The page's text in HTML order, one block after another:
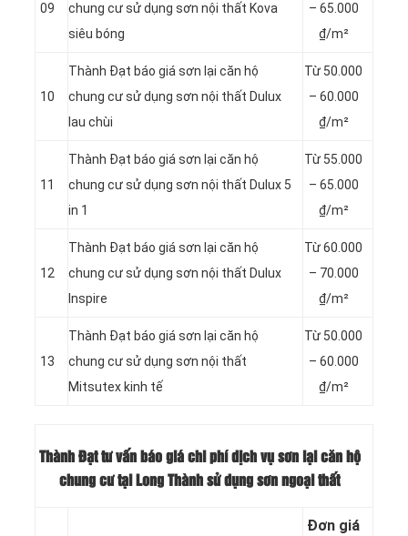
09
chung cư sử dụng sơn nội thất Kova
siêu bóng
– 65.000
₫/m²
10
Thành Đạt báo giá sơn lại căn hộ
chung cư sử dụng sơn nội thất Dulux
lau chùi
Từ 50.000
– 60.000
₫/m²
11
Thành Đạt báo giá sơn lại căn hộ
chung cư sử dụng sơn nội thất Dulux 5
in 1
Từ 55.000
– 65.000
₫/m²
12
Thành Đạt báo giá sơn lại căn hộ
chung cư sử dụng sơn nội thất Dulux
Inspire
Từ 60.000
– 70.000
₫/m²
13
Thành Đạt báo giá sơn lại căn hộ
chung cư sử dụng sơn nội thất
Mitsutex kinh tế
Từ 50.000
– 60.000
₫/m²
Thành Đạt tư vấn báo giá chi phí dịch vụ sơn lại căn hộ
chung cư tại Long Thành sử dụng sơn ngoại thất
Đơn giá